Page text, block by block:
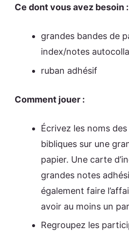
Ce dont vous avez besoin :
grandes bandes de
index/notes
ruban adhésif
Comment jouer :
Écrivez les noms
bibliques sur une
papier. Une carte
grandes notes
également faire
avoir au moins un
Regroupez les